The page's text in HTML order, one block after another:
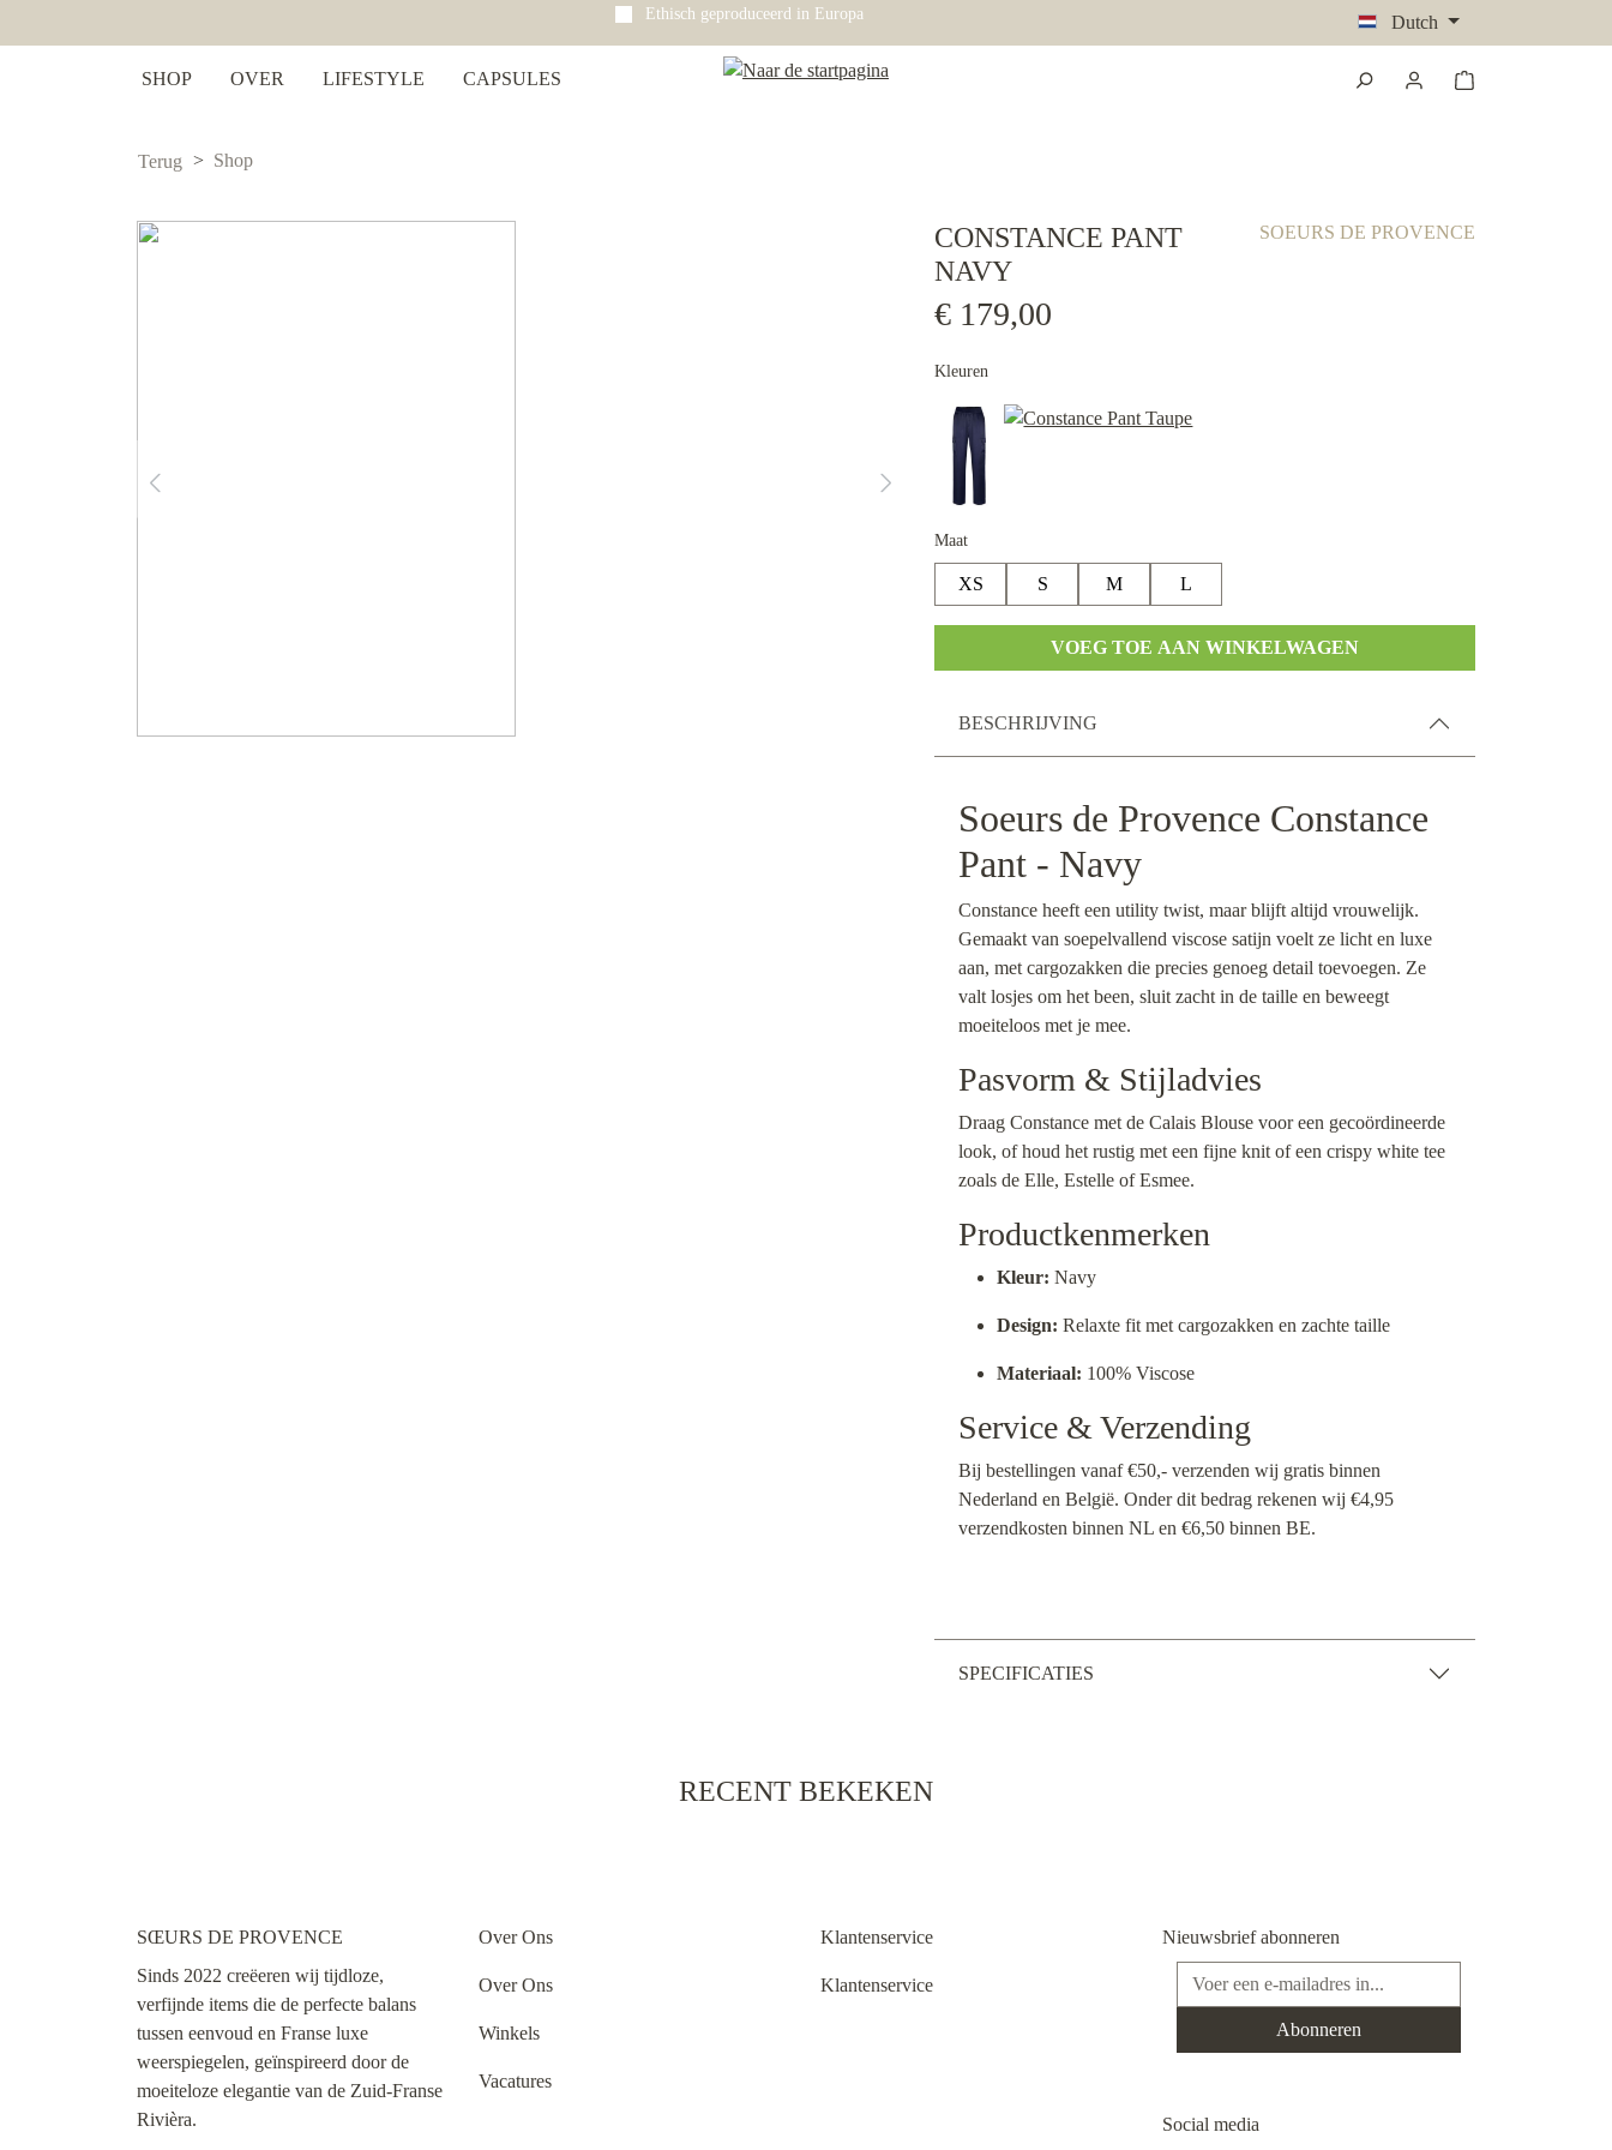
Ethisch geproduceerd in Europa Dutch
SHOP OVER LIFESTYLE CAPSULES
Terug Shop
CONSTANCE PANT
NAVY
SOEURS DE PROVENCE
€ 179,00
Kleuren
Maat
XS S M L
VOEG TOE AAN WINKELWAGEN
BESCHRIJVING
Soeurs de Provence Constance
Pant - Navy
Constance heeft een utility twist, maar blijft altijd vrouwelijk.
Gemaakt van soepelvallend viscose satijn voelt ze licht en luxe
aan, met cargozakken die precies genoeg detail toevoegen. Ze
valt losjes om het been, sluit zacht in de taille en beweegt
moeiteloos met je mee.
Pasvorm & Stijladvies
Draag Constance met de Calais Blouse voor een gecoördineerde
look, of houd het rustig met een fijne knit of een crispy white tee
zoals de Elle, Estelle of Esmee.
Productkenmerken
Kleur: Navy
Design: Relaxte fit met cargozakken en zachte taille
Materiaal: 100% Viscose
Service & Verzending
Bij bestellingen vanaf €50,- verzenden wij gratis binnen
Nederland en België. Onder dit bedrag rekenen wij €4,95
verzendkosten binnen NL en €6,50 binnen BE.
SPECIFICATIES
RECENT BEKEKEN
SŒURS DE PROVENCE
Sinds 2022 creëeren wij tijdloze,
verfijnde items die de perfecte balans
tussen eenvoud en Franse luxe
weerspiegelen, geïnspireerd door de
moeiteloze elegantie van de Zuid-Franse
Rivièra.
Over Ons
Over Ons
Winkels
Vacatures
Klantenservice
Klantenservice
Nieuwsbrief abonneren
E-mailadres*
Abonneren
Social media